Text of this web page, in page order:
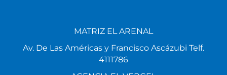
MATRIZ EL ARENAL
Av. De Las Américas y Francisco Ascázubi Telf.
4111786